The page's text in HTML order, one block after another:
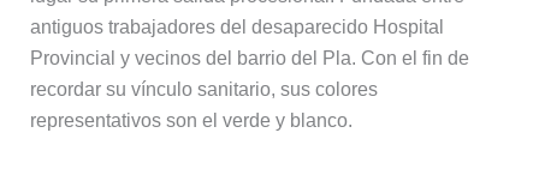
antiguos trabajadores del desaparecido Hospital
Provincial y vecinos del barrio del Pla. Con el fin de
recordar su vínculo sanitario, sus colores
representativos son el verde y blanco.